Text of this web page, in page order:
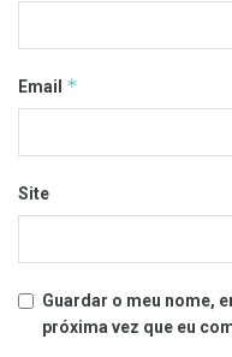
Email *
Site
Guardar o meu nome,
próxima vez que eu